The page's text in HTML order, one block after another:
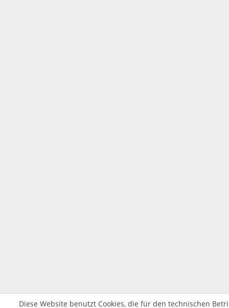
Diese Website benutzt Cookies, die für den technischen